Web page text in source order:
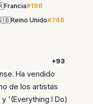
Francia#196
Reino Unido#746
+93
Ha vendido
de los artistas
'(Everything I Do)